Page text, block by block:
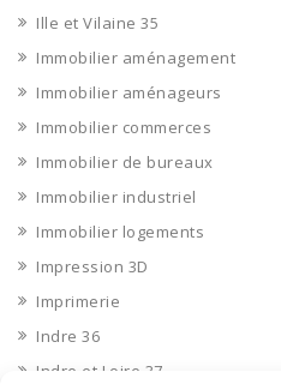
Ille et Vilaine 35
Immobilier aménagement
Immobilier aménageurs
Immobilier commerces
Immobilier de bureaux
Immobilier industriel
Immobilier logements
Impression 3D
Imprimerie
Indre 36
Indre et Loire 37